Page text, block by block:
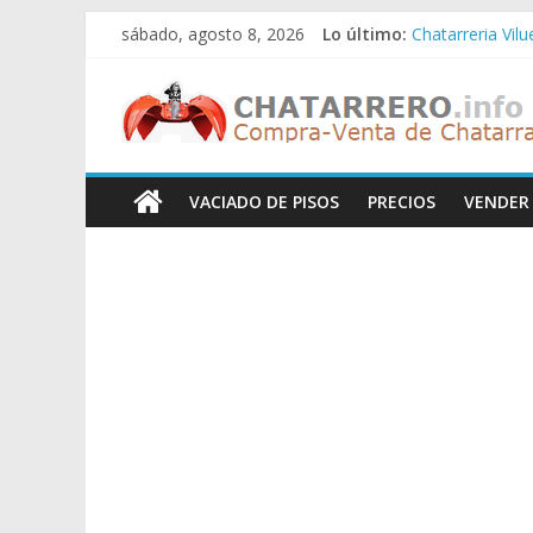
Saltar
contenido
sábado, agosto 8, 2026 Lo último: Chatarreria
Chatarreria
Chatarreria
Chatarreros
–
Precio
VACIADO DE PISOS PRECIOS